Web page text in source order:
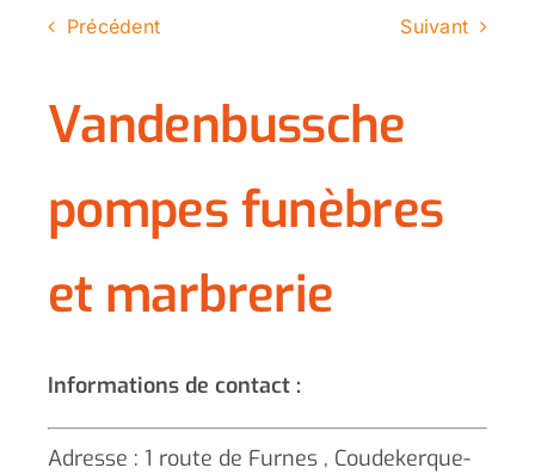
Précédent Suivant
Vandenbussche
pompes funèbres
et marbrerie
Informations de contact :
Adresse : 1 route de Furnes , Coudekerque-